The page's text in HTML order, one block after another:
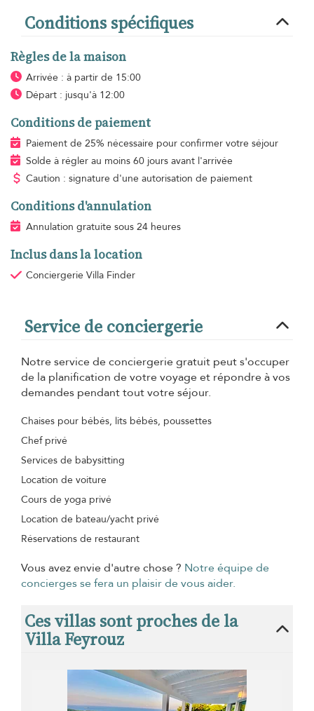
Conditions spécifiques
Règles de la maison
Arrivée : à partir de 15:00
Départ : jusqu'à 12:00
Conditions de paiement
Paiement de 25% nécessaire pour confirmer votre séjour
Solde à régler au moins 60 jours avant l'arrivée
Caution : signature d'une autorisation de paiement
Conditions d'annulation
Annulation gratuite sous 24 heures
Inclus dans la location
Conciergerie Villa Finder
Service de conciergerie
Notre service de conciergerie gratuit peut s'occuper
de la planification de votre voyage et répondre à vos
demandes pendant tout votre séjour.
Chaises pour bébés, lits bébés, poussettes
Chef privé
Services de babysitting
Location de voiture
Cours de yoga privé
Location de bateau/yacht privé
Réservations de restaurant
Vous avez envie d'autre chose ? Notre équipe de
concierges se fera un plaisir de vous aider.
Ces villas sont proches de la
Villa Feyrouz